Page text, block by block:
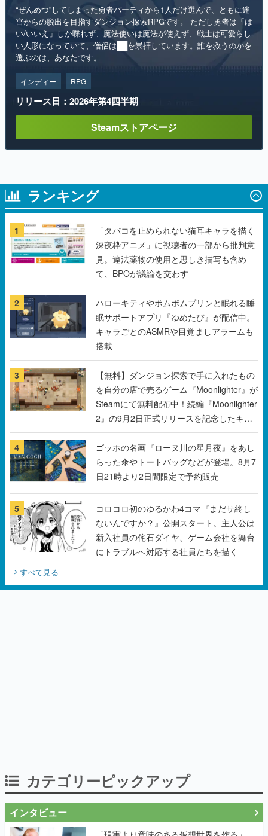
“ぜんめつ”してしまった勇者パーティから1人だけ選んで、ともに迷
宮からの脱出を目指すダンジョン探索RPGです。 ただし勇者は「は
い/いいえ」しか喋れず、魔法使いは魔法が使えず、戦士は可愛らし
い人形になっていて、僧侶は██を崇拝しています。誰を救うのかを
選ぶのは、あなたです。
インディー RPG
リリース日：2026年第4四半期
Steamストアページ
ランキング
1
「タバコを止められない猫耳キャラを描く
深夜枠アニメ」に視聴者の一部から批判意
見。違法薬物の使用と思しき描写も含め
て、BPOが議論を交わす
2
ハローキティやポムポムプリンと眠れる睡
眠サポートアプリ『ゆめたび』が配信中。
キャラごとのASMRや目覚ましアラームも
搭載
3
【無料】ダンジョン探索で手に入れたもの
を自分の店で売るゲーム『Moonlighter』が
Steamにて無料配布中！続編『Moonlighter
2』の9月2日正式リリースを記念したキャ
ンペーン
4
ゴッホの名画『ローヌ川の星月夜』をあし
らった傘やトートバッグなどが登場。8月7
日21時より2日間限定で予約販売
5
コロコロ初のゆるかわ4コマ『まだサ終し
ないんですか？』公開スタート。主人公は
新入社員の侘石ダイヤ、ゲーム会社を舞台
にトラブルへ対応する社員たちを描く
すべて見る
カテゴリーピックアップ
インタビュー